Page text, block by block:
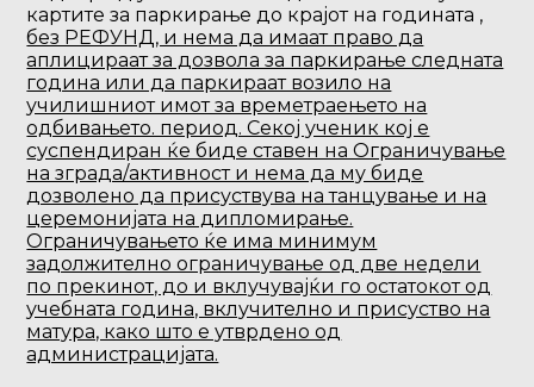
картите за паркирање до крајот на годината ,
без РЕФУНД, и нема да имаат право да
аплицираат за дозвола за паркирање следната
година или да паркираат возило на
училишниот имот за времетраењето на
одбивањето. период. Секој ученик кој е
суспендиран ќе биде ставен на Ограничување
на зграда/активност и нема да му биде
дозволено да присуствува на танцување и на
церемонијата на дипломирање.
Ограничувањето ќе има минимум
задолжително ограничување од две недели
по прекинот, до и вклучувајќи го остатокот од
учебната година, вклучително и присуство на
матура, како што е утврдено од
администрацијата.